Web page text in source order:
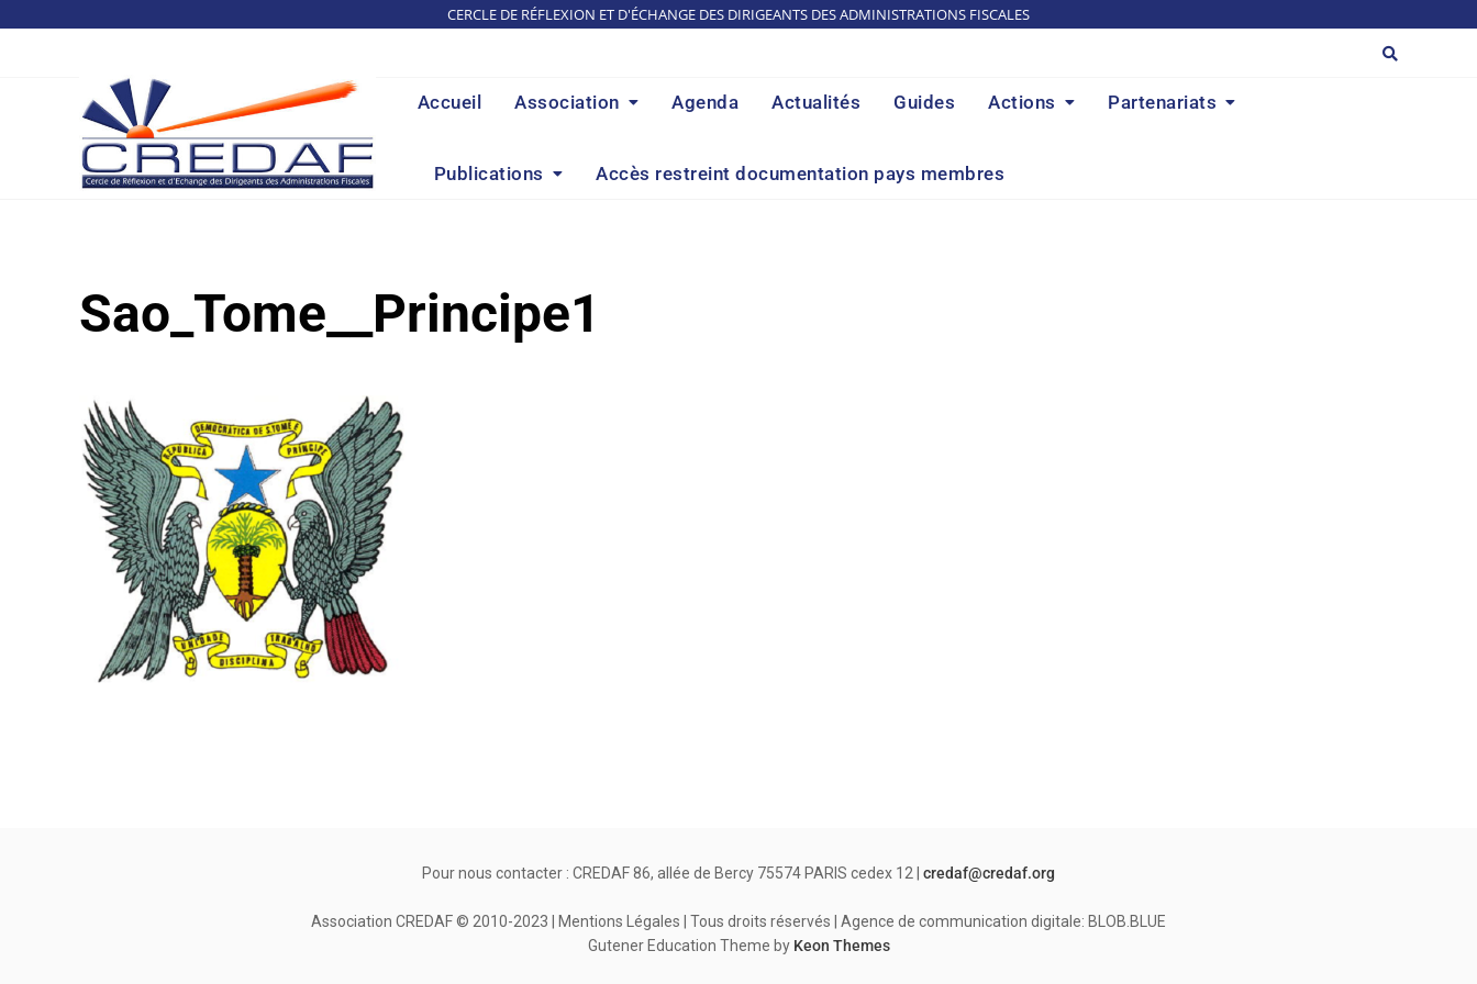
CERCLE DE RÉFLEXION ET D'ÉCHANGE DES DIRIGEANTS DES ADMINISTRATIONS FISCALES
Accueil Association Agenda Actualités Guides Actions Partenariats
Publications Accès restreint documentation pays membres
Sao_Tome__Principe1
Pour nous contacter : CREDAF 86, allée de Bercy 75574 PARIS cedex 12 | credaf@credaf.org
Association CREDAF © 2010-2023 | Mentions Légales | Tous droits réservés | Agence de communication digitale: BLOB.BLUE
Gutener Education Theme by Keon Themes